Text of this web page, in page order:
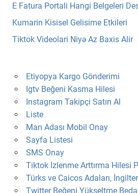
E Fatura Portali Hangi Belgeleri
Kumarin Kisisel Gelisime Etkileri
Tiktok Videolari Niyə Az Baxis Alir
Etiyopya Kargo Gönderimi
Igtv Beğeni Kasma Hilesi
Instagram Takipçi Satın Al
Liste
Man Adası Mobil Onay
Sayfa Listesi
SMS Onay
Tiktok Izlenme Arttırma Hilesi
Türks ve Caicos Adaları,
Twitter Beğeni Yükseltme